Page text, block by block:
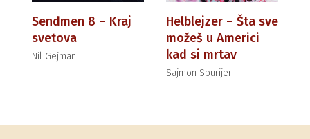
Sendmen 8 – Kraj
svetova
Nil Gejman
Helblejzer – Šta sve
možeš u Americi
kad si mrtav
Sajmon Spurijer